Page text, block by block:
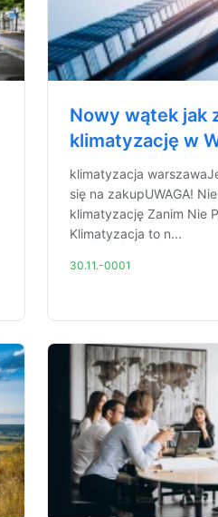
Nowy wątek jak
klimatyzację w
klimatyzacja
się na zakupUWAGA!
klimatyzację Zanim Nie
Klimatyzacja to n...
30.11.-0001